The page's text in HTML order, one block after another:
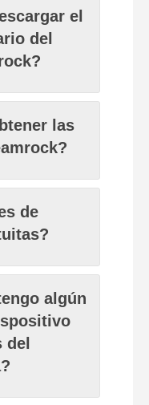
el
del
las
de
algún
del